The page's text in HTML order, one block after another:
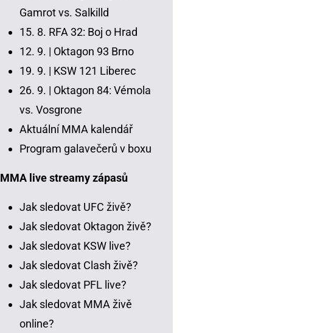
Gamrot vs. Salkilld
15. 8. RFA 32: Boj o Hrad
12. 9. | Oktagon 93 Brno
19. 9. | KSW 121 Liberec
26. 9. | Oktagon 84: Vémola
vs. Vosgrone
Aktuální MMA kalendář
Program galavečerů v boxu
MMA live streamy zápasů
Jak sledovat UFC živě?
Jak sledovat Oktagon živě?
Jak sledovat KSW live?
Jak sledovat Clash živě?
Jak sledovat PFL live?
Jak sledovat MMA živě
online?